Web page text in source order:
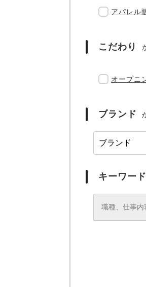
アパレル
こだわり
オープニ
ブランド
キーワード